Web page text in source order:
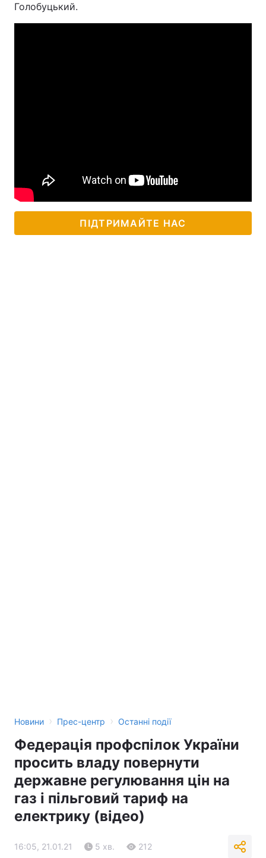
Голобуцький.
ПІДТРИМАЙТЕ НАС
Новини › Прес-центр › Останні події
Федерація профспілок України
просить владу повернути
державне регулювання цін на
газ і пільговий тариф на
електрику (відео)
16:05, 21.01.21 5 хв. 212